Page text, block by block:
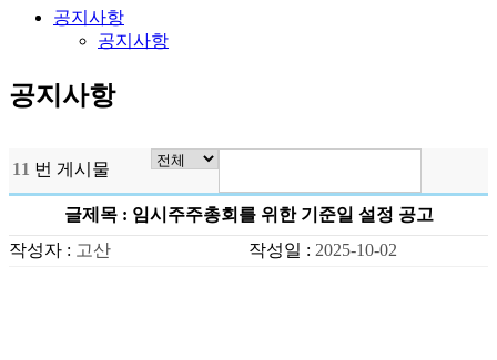
공지사항
공지사항
공지사항
11 번 게시물
글제목 : 임시주주총회를 위한 기준일 설정 공고
작성자 : 고산 작성일 : 2025-10-02